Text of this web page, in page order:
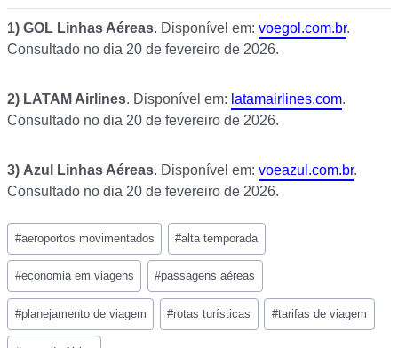
1) GOL Linhas Aéreas. Disponível em: voegol.com.br.
Consultado no dia 20 de fevereiro de 2026.
2) LATAM Airlines. Disponível em: latamairlines.com.
Consultado no dia 20 de fevereiro de 2026.
3) Azul Linhas Aéreas. Disponível em: voeazul.com.br.
Consultado no dia 20 de fevereiro de 2026.
Post
Tags:
#aeroportos movimentados #alta temporada
#economia em viagens #passagens aéreas
#planejamento de viagem #rotas turísticas #tarifas de viagem